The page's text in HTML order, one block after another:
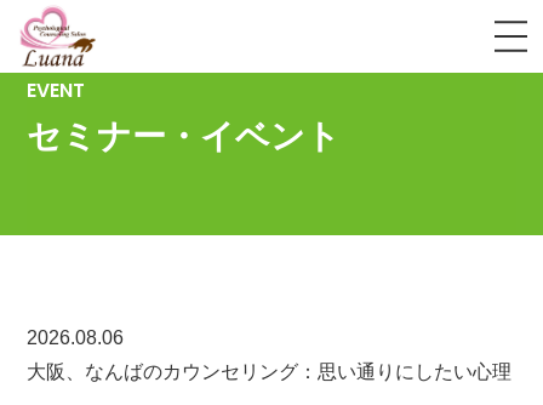
当サロンのカウンセリング
セミナー・イベント
EVENT
セミナー・イベント
2026.08.06
大阪、なんばのカウンセリング：思い通りにしたい心理